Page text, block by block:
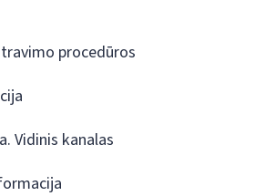
procedūros
Vidinis kanalas